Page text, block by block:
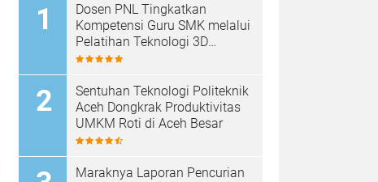
Dosen PNL Tingkatkan
Kompetensi Guru SMK melalui
Pelatihan Teknologi 3D
Printing
Sentuhan Teknologi Politeknik
Aceh Dongkrak Produktivitas
UMKM Roti di Aceh Besar
Maraknya Laporan Pencurian